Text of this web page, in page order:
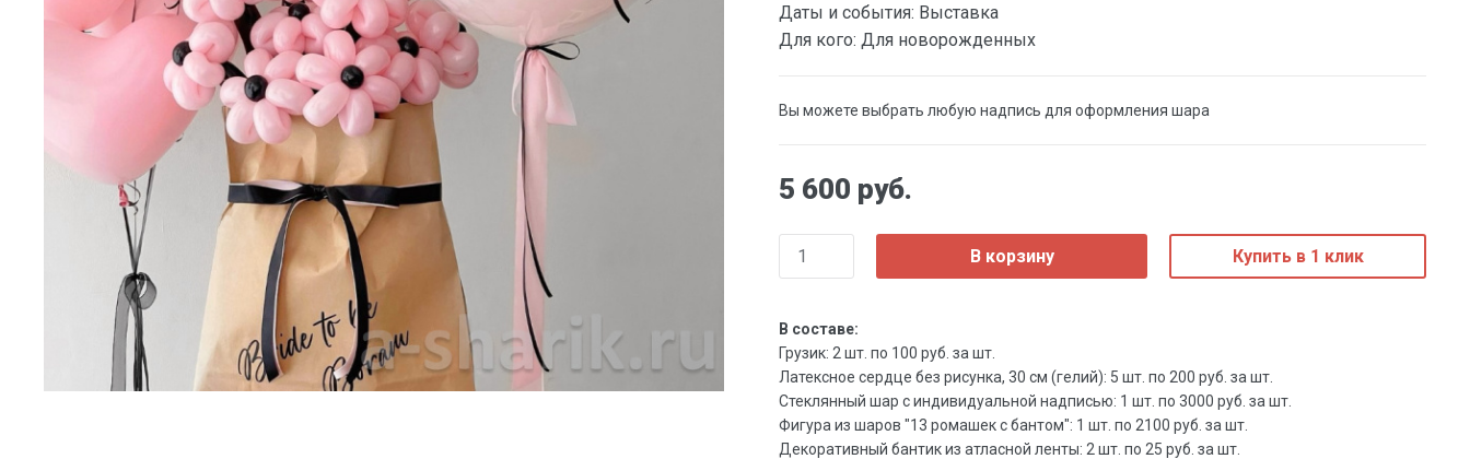
Даты и события: Выставка
Для кого: Для новорожденных
Вы можете выбрать любую надпись для оформления шара
5 600 руб.
В корзину Купить в 1 клик
В составе:
Грузик: 2 шт. по 100 руб. за шт.
Латексное сердце без рисунка, 30 см (гелий): 5 шт. по 200 руб. за шт.
Стеклянный шар с индивидуальной надписью: 1 шт. по 3000 руб. за шт.
Фигура из шаров "13 ромашек с бантом": 1 шт. по 2100 руб. за шт.
Декоративный бантик из атласной ленты: 2 шт. по 25 руб. за шт.